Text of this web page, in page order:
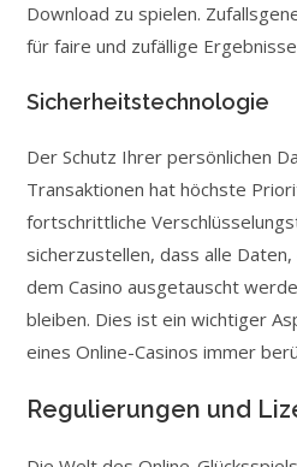
Download zu spielen.
für faire und zufällige
Sicherheitstechnologie
Der Schutz Ihrer persönlichen
Transaktionen hat höchste
fortschrittliche
sicherzustellen, dass alle
dem Casino ausgetauscht
bleiben. Dies ist ein wichtiger
eines Online-Casinos immer
Regulierungen und